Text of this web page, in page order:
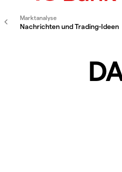
Marktanalyse
Nachrichten und Trading-Ideen